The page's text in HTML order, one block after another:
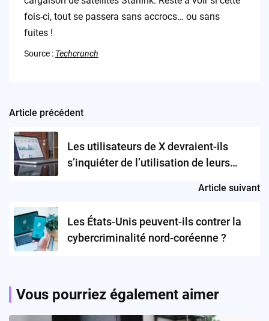
fois-ci, tout se passera sans accrocs… ou sans
fuites !
Source : Techcrunch
Post
navigation
Article précédent
Les utilisateurs de X devraient-ils
s’inquiéter de l’utilisation de leurs
Article suivant
Les États-Unis peuvent-ils contrer la
cybercriminalité nord-coréenne ?
Vous pourriez également aimer